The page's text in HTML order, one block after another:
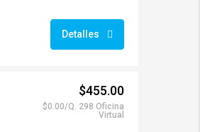
Detalles
$455.00
$0.00/Q. 298 Oficina
Virtual